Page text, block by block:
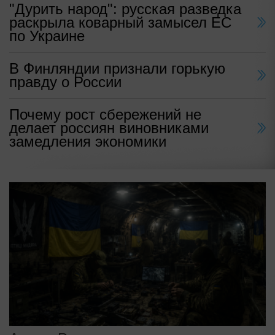
"Дурить народ": русская разведка
раскрыла коварный замысел ЕС
по Украине
В Финляндии признали горькую
правду о России
Почему рост сбережений не
делает россиян виновниками
замедления экономики